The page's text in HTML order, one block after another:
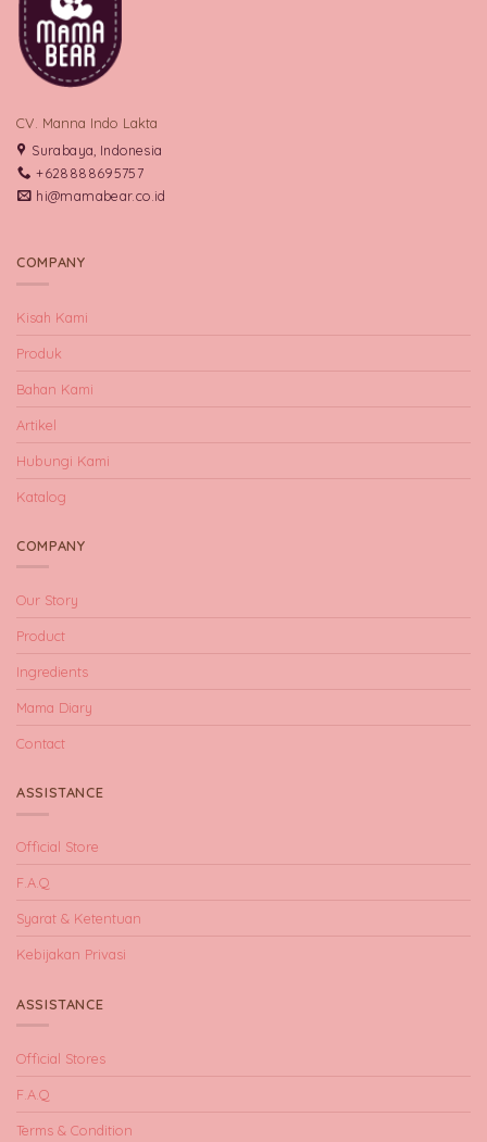
CV. Manna Indo Lakta
Surabaya, Indonesia
+628888695757
hi@mamabear.co.id
COMPANY
Kisah Kami
Produk
Bahan Kami
Artikel
Hubungi Kami
Katalog
COMPANY
Our Story
Product
Ingredients
Mama Diary
Contact
ASSISTANCE
Official Store
F.A.Q
Syarat & Ketentuan
Kebijakan Privasi
ASSISTANCE
Official Stores
F.A.Q
Terms & Condition